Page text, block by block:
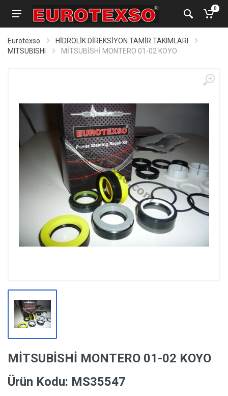
0
Eurotexso
HİDROLİK DİREKSİYON TAMİR TAKIMLARI
MITSUBISHI
MİTSUBİSHİ MONTERO 01-02 KOYO
MİTSUBİSHİ MONTERO 01-02 KOYO
Ürün Kodu: MS35547